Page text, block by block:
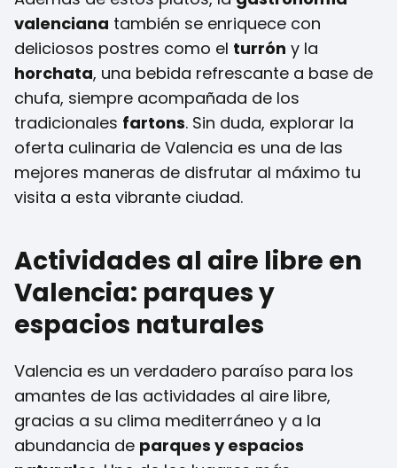
valenciana también se enriquece con
deliciosos postres como el turrón y la
horchata, una bebida refrescante a base de
chufa, siempre acompañada de los
tradicionales fartons. Sin duda, explorar la
oferta culinaria de Valencia es una de las
mejores maneras de disfrutar al máximo tu
visita a esta vibrante ciudad.
Actividades al aire libre en
Valencia: parques y
espacios naturales
Valencia es un verdadero paraíso para los
amantes de las actividades al aire libre,
gracias a su clima mediterráneo y a la
abundancia de parques y espacios